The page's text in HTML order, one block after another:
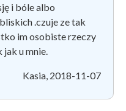
i bóle albo
.czuje ze tak
im osobiste rzeczy
jak u mnie.
Kasia, 2018-11-07